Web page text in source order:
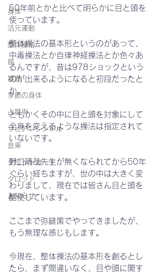
身体
活元運動
整体操法
病
雑感
季節の身体
占星術
サビアンシンボル
音楽
タロットカード
タロット
お知らせ
50年前とかと比べて明らかに目と頭を
使っています。
整体操法の基本形というのがあって、
中毒操法とか自律神経操法とか色々あ
るんですが、昔は978ショックという
のが出来るようになると初段だったと
か。
ともかくその中に目と頭を対象にして
全身を変えるような操法は指定されて
いないです。
野口晴哉先生が無くなられてから50年
ぐらい経ちますが、世の中は大きく変
わりまして、現在では皆さん目と頭を
酷使しています。
ここまで弥縫策でやってきましたが、
もう無理な感じもします。
今現在、整体操法の基本形を創るとし
たら、まず間違いなく、目や頭に関す